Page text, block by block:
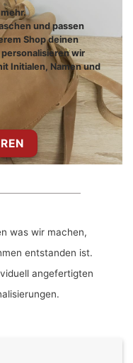
und passen
Shop deinen
wir
Initialen, Namen und
was wir machen,
entstanden ist.
angefertigten